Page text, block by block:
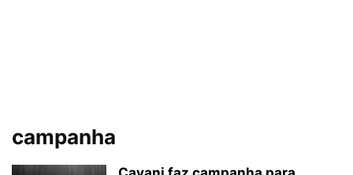
campanha